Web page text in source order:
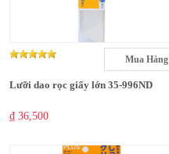
Mua Hàng
Lưỡi dao rọc giấy lớn 35-996ND
₫ 36,500